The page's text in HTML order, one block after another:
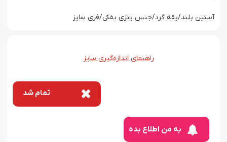
آستین بلند/یقه گرد/جنس ینزی پفکی/فری سایز
راهنمای اندازه‌گیری سایز
تمام شد
به من اطلاع بده